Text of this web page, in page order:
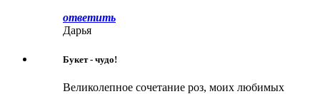
ответить
Дарья
Букет - чудо!
Великолепное сочетание роз, моих любимых